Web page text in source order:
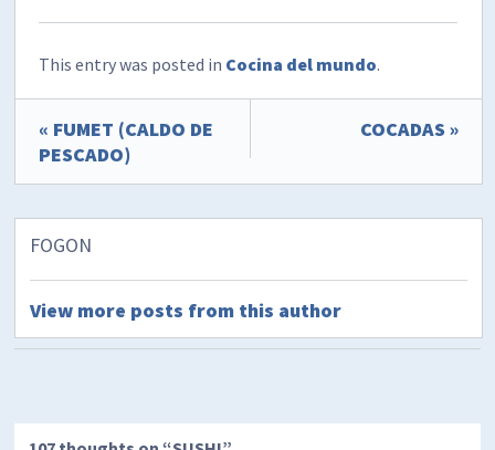
This entry was posted in Cocina del mundo.
« FUMET (CALDO DE
PESCADO)
COCADAS »
FOGON
View more posts from this author